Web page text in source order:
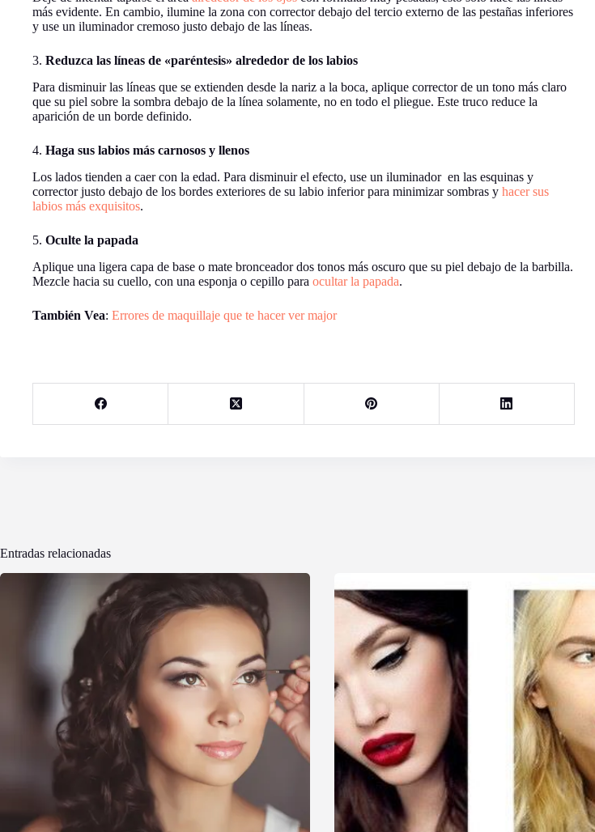
más evidente. En cambio, ilumine la zona con corrector debajo del tercio externo de las pestañas inferiores
y use un iluminador cremoso justo debajo de las líneas.
3. Reduzca las líneas de «paréntesis» alrededor de los labios
Para disminuir las líneas que se extienden desde la nariz a la boca, aplique corrector de un tono más claro
que su piel sobre la sombra debajo de la línea solamente, no en todo el pliegue. Este truco reduce la
aparición de un borde definido.
4. Haga sus labios más carnosos y llenos
Los lados tienden a caer con la edad. Para disminuir el efecto, use un iluminador en las esquinas y
corrector justo debajo de los bordes exteriores de su labio inferior para minimizar sombras y hacer sus
labios más exquisitos.
5. Oculte la papada
Aplique una ligera capa de base o mate bronceador dos tonos más oscuro que su piel debajo de la barbilla.
Mezcle hacia su cuello, con una esponja o cepillo para ocultar la papada.
También Vea: Errores de maquillaje que te hacer ver major
Entradas relacionadas